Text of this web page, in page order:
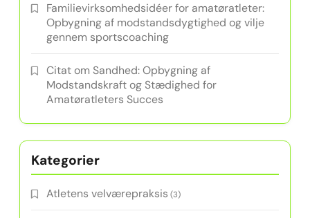
Familievirksomhedsidéer for amatøratleter:
Opbygning af modstandsdygtighed og vilje
gennem sportscoaching
Citat om Sandhed: Opbygning af
Modstandskraft og Stædighed for
Amatøratleters Succes
Kategorier
Atletens velværepraksis (3)